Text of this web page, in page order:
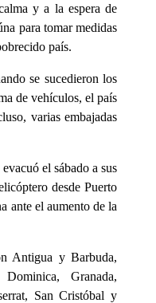
y a la espera de
para tomar medidas
país.
se sucedieron los
de vehículos, el país
varias embajadas
el sábado a sus
desde Puerto
ante el aumento de la
Antigua y Barbuda,
Granada,
San Cristóbal y